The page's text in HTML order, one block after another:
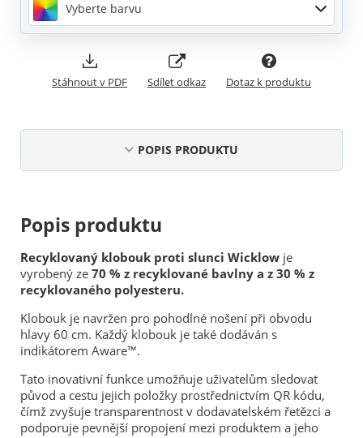
Vyberte barvu
Stáhnout v PDF Sdílet odkaz Dotaz k produktu
POPIS PRODUKTU
Popis produktu
Recyklovaný klobouk proti slunci Wicklow je
vyrobený ze 70 % z recyklované bavlny a z 30 % z
recyklovaného polyesteru.
Klobouk je navržen pro pohodlné nošení při obvodu
hlavy 60 cm. Každý klobouk je také dodáván s
indikátorem Aware™.
Tato inovativní funkce umožňuje uživatelům sledovat
původ a cestu jejich položky prostřednictvím QR kódu,
čímž zvyšuje transparentnost v dodavatelském řetězci a
podporuje pevnější propojení mezi produktem a jeho